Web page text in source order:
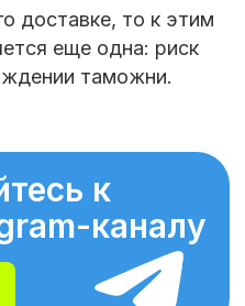
доставке, то к этим
еще одна: риск
таможни.
к
каналу